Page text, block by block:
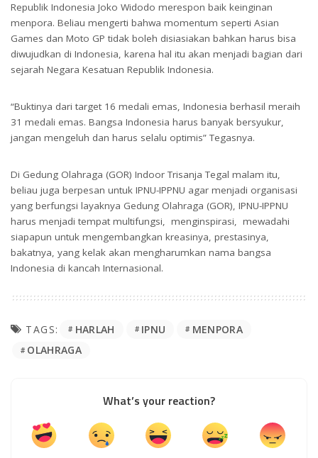
Republik Indonesia Joko Widodo merespon baik keinginan
menpora. Beliau mengerti bahwa momentum seperti Asian
Games dan Moto GP tidak boleh disiasiakan bahkan harus bisa
diwujudkan di Indonesia, karena hal itu akan menjadi bagian dari
sejarah Negara Kesatuan Republik Indonesia.
“Buktinya dari target 16 medali emas, Indonesia berhasil meraih
31 medali emas. Bangsa Indonesia harus banyak bersyukur,
jangan mengeluh dan harus selalu optimis” Tegasnya.
Di Gedung Olahraga (GOR) Indoor Trisanja Tegal malam itu,
beliau juga berpesan untuk IPNU-IPPNU agar menjadi organisasi
yang berfungsi layaknya Gedung Olahraga (GOR), IPNU-IPPNU
harus menjadi tempat multifungsi, menginspirasi, mewadahi
siapapun untuk mengembangkan kreasinya, prestasinya,
bakatnya, yang kelak akan mengharumkan nama bangsa
Indonesia di kancah Internasional.
TAGS: HARLAH IPNU
MENPORA
OLAHRAGA
What’s your reaction?